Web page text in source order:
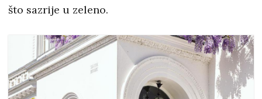
što sazrije u zeleno.